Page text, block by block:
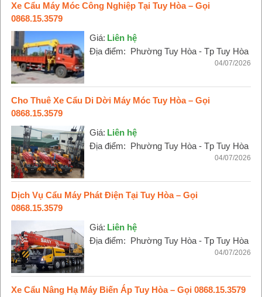
Xe Cẩu Máy Móc Công Nghiệp Tại Tuy Hòa – Gọi
0868.15.3579
Giá: Liên hệ
Địa điểm: Phường Tuy Hòa - Tp Tuy Hòa
04/07/2026
Cho Thuê Xe Cẩu Di Dời Máy Móc Tuy Hòa – Gọi
0868.15.3579
Giá: Liên hệ
Địa điểm: Phường Tuy Hòa - Tp Tuy Hòa
04/07/2026
Dịch Vụ Cẩu Máy Phát Điện Tại Tuy Hòa – Gọi
0868.15.3579
Giá: Liên hệ
Địa điểm: Phường Tuy Hòa - Tp Tuy Hòa
04/07/2026
Xe Cẩu Nâng Hạ Máy Biến Áp Tuy Hòa – Gọi 0868.15.3579